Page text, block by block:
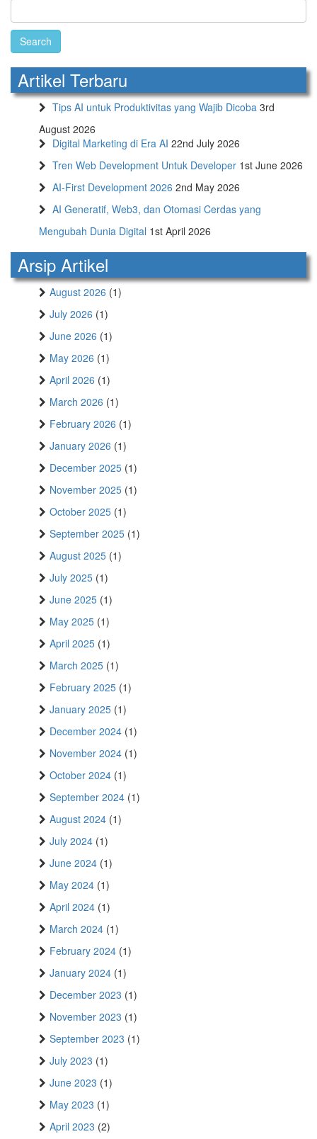
Search
for:
Artikel Terbaru
Tips AI untuk Produktivitas yang Wajib Dicoba 3rd
August 2026
Digital Marketing di Era AI 22nd July 2026
Tren Web Development Untuk Developer 1st June 2026
AI-First Development 2026 2nd May 2026
AI Generatif, Web3, dan Otomasi Cerdas yang
Mengubah Dunia Digital 1st April 2026
Arsip Artikel
August 2026 (1)
July 2026 (1)
June 2026 (1)
May 2026 (1)
April 2026 (1)
March 2026 (1)
February 2026 (1)
January 2026 (1)
December 2025 (1)
November 2025 (1)
October 2025 (1)
September 2025 (1)
August 2025 (1)
July 2025 (1)
June 2025 (1)
May 2025 (1)
April 2025 (1)
March 2025 (1)
February 2025 (1)
January 2025 (1)
December 2024 (1)
November 2024 (1)
October 2024 (1)
September 2024 (1)
August 2024 (1)
July 2024 (1)
June 2024 (1)
May 2024 (1)
April 2024 (1)
March 2024 (1)
February 2024 (1)
January 2024 (1)
December 2023 (1)
November 2023 (1)
September 2023 (1)
July 2023 (1)
June 2023 (1)
May 2023 (1)
April 2023 (2)